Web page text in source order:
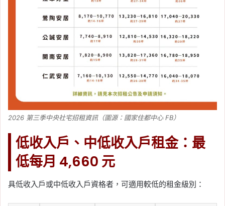
2026 第三季中央社宅招租資訊（圖源：國家住都中心 FB）
低收入戶、中低收入戶租金：最
低每月 4,660 元
具低收入戶或中低收入戶資格者，可適用較低的租金級別：